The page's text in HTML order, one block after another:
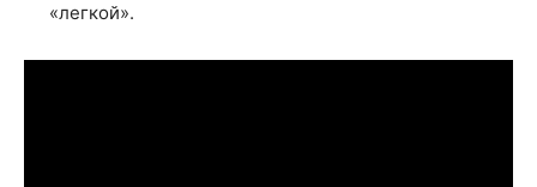
«легкой».